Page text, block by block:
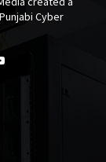
Cyber